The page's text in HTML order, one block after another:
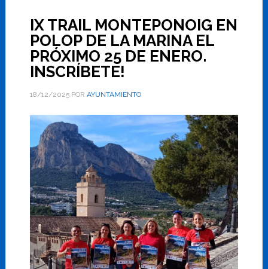
IX TRAIL MONTEPONOIG EN
POLOP DE LA MARINA EL
PRÓXIMO 25 DE ENERO.
INSCRÍBETE!
18/12/2025POR AYUNTAMIENTO